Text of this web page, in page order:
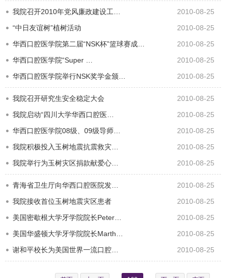
我院召开2010年党风廉政建设工…
2010-08-25
“中日友谊树”植树活动
2010-08-25
2010-08-25
华西口腔医学院“Super …
2010-08-25
华西口腔医学院举行NSK奖学金颁…
2010-08-25
我院召开研究生安全稳定大会
2010-08-25
我院启动“四川大学华西口腔医…
2010-08-25
华西口腔医学院08级、09级导师…
2010-08-25
我院积极投入玉树地震抗震救灾…
2010-08-25
我院举行为玉树灾区捐款献爱心…
2010-08-25
青海省卫生厅向华西口腔医院发…
2010-08-25
我院接收首位玉树地震灾区患者
2010-08-25
美国密歇根大学牙学院院长Peter…
2010-08-25
美国华盛顿大学牙学院院长Marth…
2010-08-25
谢和平校长为美国世界一流口腔…
2010-08-25